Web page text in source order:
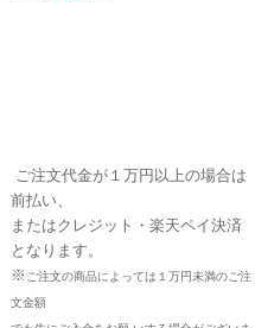
ご注文代金が１万円以上の場合は
前払い、
またはクレジット・楽天ペイ決済
となります。
※ ご注文の商品によっては１万円未満のご注
文金額